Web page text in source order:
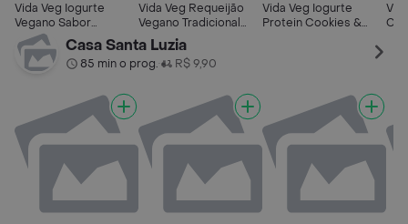
Vida Veg Iogurte
Vegano Sabor
Morango
Vida Veg Requeijão
Vegano Tradicional
180g
Vida Veg Iogurte
Protein Cookies &
Casa Santa Luzia
85 min o prog.• R$ 9,90